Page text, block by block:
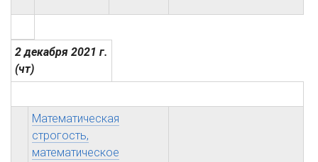
2 декабря 2021 г.
(чт)
Математическая
строгость,
математическое